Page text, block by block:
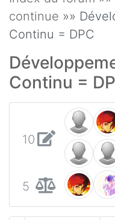
continue »»
Continu = DPC
Continu =
10
5